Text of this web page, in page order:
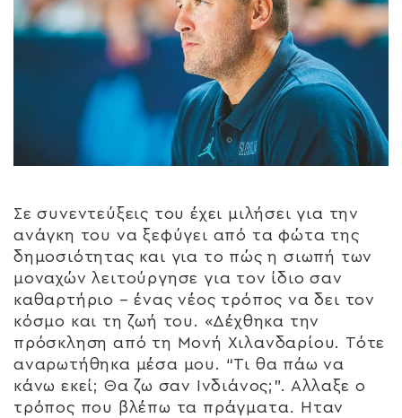
Σε συνεντεύξεις του έχει μιλήσει για την
ανάγκη του να ξεφύγει από τα φώτα της
δημοσιότητας και για το πώς η σιωπή των
μοναχών λειτούργησε για τον ίδιο σαν
καθαρτήριο – ένας νέος τρόπος να δει τον
κόσμο και τη ζωή του. «Δέχθηκα την
πρόσκληση από τη Μονή Χιλανδαρίου. Τότε
αναρωτήθηκα μέσα μου. “Τι θα πάω να
κάνω εκεί; Θα ζω σαν Ινδιάνος;”. Αλλαξε ο
τρόπος που βλέπω τα πράγματα. Hταν